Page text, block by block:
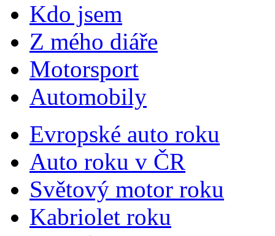
Kdo jsem
Z mého diáře
Motorsport
Automobily
Evropské auto roku
Auto roku v ČR
Světový motor roku
Kabriolet roku